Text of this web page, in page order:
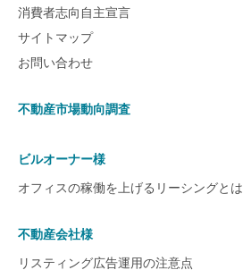
消費者志向自主宣言
サイトマップ
お問い合わせ
不動産市場動向調査
ビルオーナー様
オフィスの稼働を上げるリーシングとは
不動産会社様
リスティング広告運用の注意点